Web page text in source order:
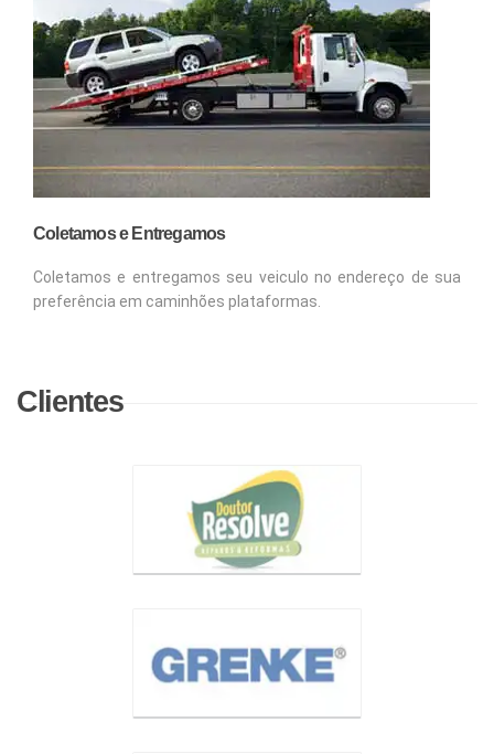
Coletamos e Entregamos
Coletamos e entregamos seu veiculo no endereço de sua
preferência em caminhões plataformas.
Clientes